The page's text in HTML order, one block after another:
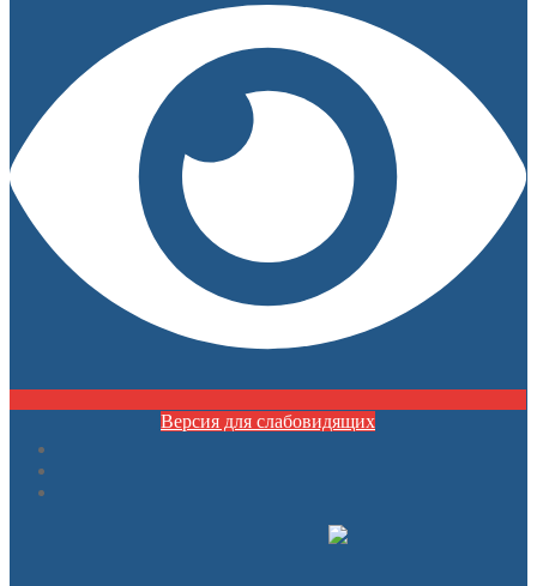
Версия для слабовидящих